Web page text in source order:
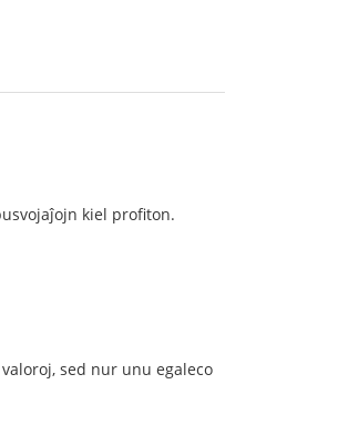
kiel profiton.
sed nur unu egaleco